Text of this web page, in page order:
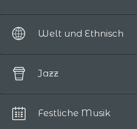
Welt und Ethnisch
Jazz
Festliche Musik